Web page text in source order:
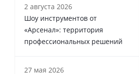
2 августа 2026
Шоу инструментов от
«Арсенал»: территория
профессиональных решений
27 мая 2026